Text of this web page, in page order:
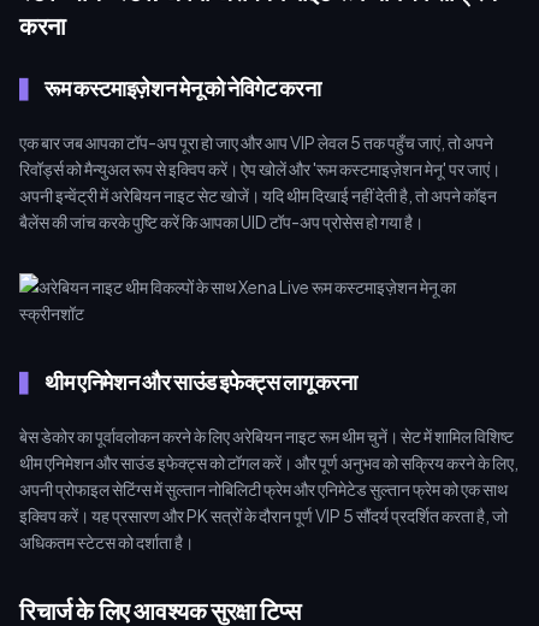
करना
रूम कस्टमाइज़ेशन मेनू को नेविगेट करना
एक बार जब आपका टॉप-अप पूरा हो जाए और आप VIP लेवल 5 तक पहुँच जाएं, तो अपने
रिवॉर्ड्स को मैन्युअल रूप से इक्विप करें। ऐप खोलें और 'रूम कस्टमाइज़ेशन मेनू' पर जाएं।
अपनी इन्वेंट्री में अरेबियन नाइट सेट खोजें। यदि थीम दिखाई नहीं देती है, तो अपने कॉइन
बैलेंस की जांच करके पुष्टि करें कि आपका UID टॉप-अप प्रोसेस हो गया है।
थीम एनिमेशन और साउंड इफेक्ट्स लागू करना
बेस डेकोर का पूर्वावलोकन करने के लिए अरेबियन नाइट रूम थीम चुनें। सेट में शामिल विशिष्ट
थीम एनिमेशन और साउंड इफेक्ट्स को टॉगल करें। और पूर्ण अनुभव को सक्रिय करने के लिए,
अपनी प्रोफाइल सेटिंग्स में सुल्तान नोबिलिटी फ्रेम और एनिमेटेड सुल्तान फ्रेम को एक साथ
इक्विप करें। यह प्रसारण और PK सत्रों के दौरान पूर्ण VIP 5 सौंदर्य प्रदर्शित करता है, जो
अधिकतम स्टेटस को दर्शाता है।
रिचार्ज के लिए आवश्यक सुरक्षा टिप्स